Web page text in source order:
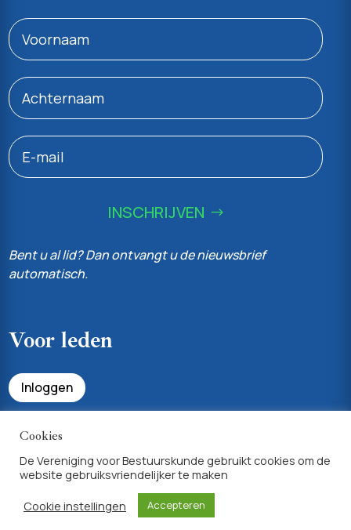
INSCHRIJVEN
Bent u al lid? Dan ontvangt u de nieuwsbrief
automatisch.
Voor leden
Inloggen
Bekijk uw profiel & lidmaatschapsvoordelen
Achtergrondinfo
Cookies
De Vereniging voor Bestuurskunde gebruikt cookies om de
website gebruiksvriendelijker te maken
Cookie instellingen
Accepteren